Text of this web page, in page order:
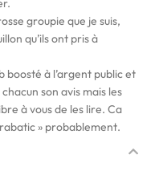
groupie que je suis,
qu’ils ont pris à
boosté à l’argent public et
son avis mais les
à vous de les lire. Ca
» probablement.